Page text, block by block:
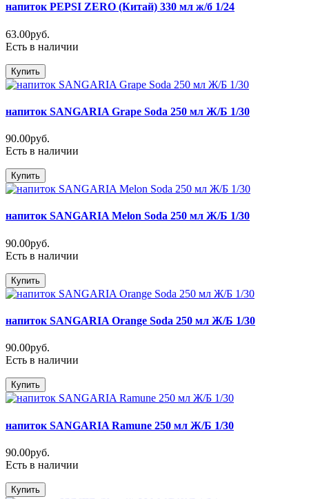
напиток PEPSI ZERO (Китай) 330 мл ж/б 1/24
63.00руб.
Есть в наличии
Купить
напиток SANGARIA Grape Soda 250 мл Ж/Б 1/30
90.00руб.
Есть в наличии
Купить
напиток SANGARIA Melon Soda 250 мл Ж/Б 1/30
90.00руб.
Есть в наличии
Купить
напиток SANGARIA Orange Soda 250 мл Ж/Б 1/30
90.00руб.
Есть в наличии
Купить
напиток SANGARIA Ramune 250 мл Ж/Б 1/30
90.00руб.
Есть в наличии
Купить